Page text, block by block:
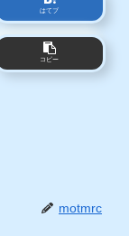
はてブ
コピー
motmrc